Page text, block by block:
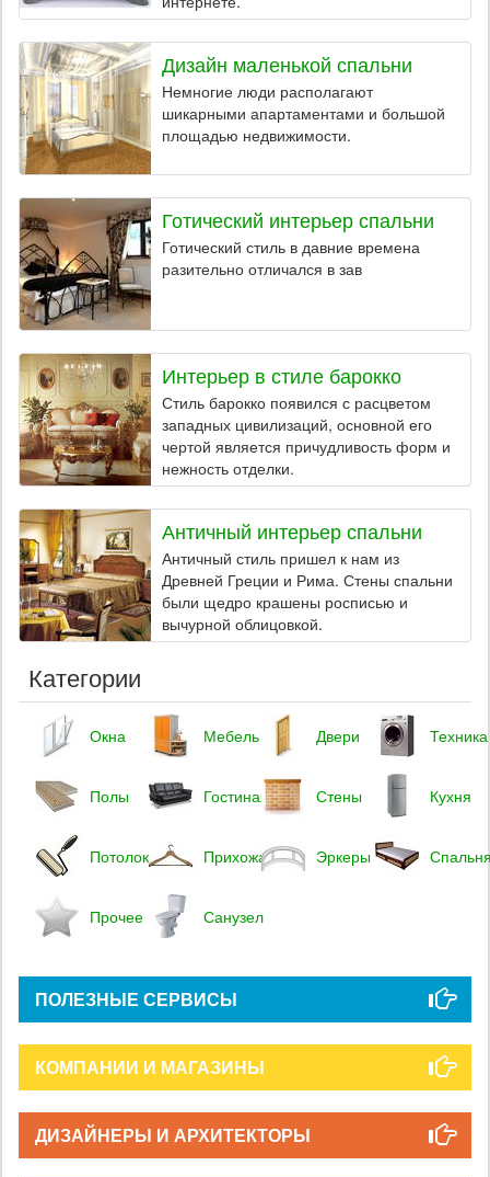
Дизайн маленькой спальни
Немногие люди располагают
шикарными апартаментами и большой
площадью недвижимости.
Готический интерьер спальни
Готический стиль в давние времена
разительно отличался в зав
Интерьер в стиле барокко
Стиль барокко появился с расцветом
западных цивилизаций, основной его
чертой является причудливость форм и
нежность отделки.
Античный интерьер спальни
Античный стиль пришел к нам из
Древней Греции и Рима. Стены спальни
были щедро крашены росписью и
вычурной облицовкой.
Категории
Окна Мебель Двери Техника
Полы Гостиная Стены Кухня
Потолок Прихожая Эркеры
Прочее Санузел
ПОЛЕЗНЫЕ СЕРВИСЫ
КОМПАНИИ И МАГАЗИНЫ
ДИЗАЙНЕРЫ И АРХИТЕКТОРЫ